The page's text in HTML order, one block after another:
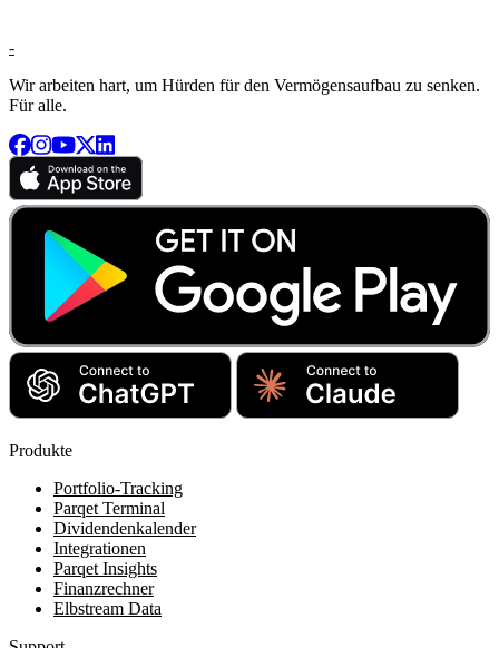
-
Wir arbeiten hart, um Hürden für den Vermögensaufbau zu senken.
Für alle.
Produkte
Portfolio-Tracking
Parqet Terminal
Dividendenkalender
Integrationen
Parqet Insights
Finanzrechner
Elbstream Data